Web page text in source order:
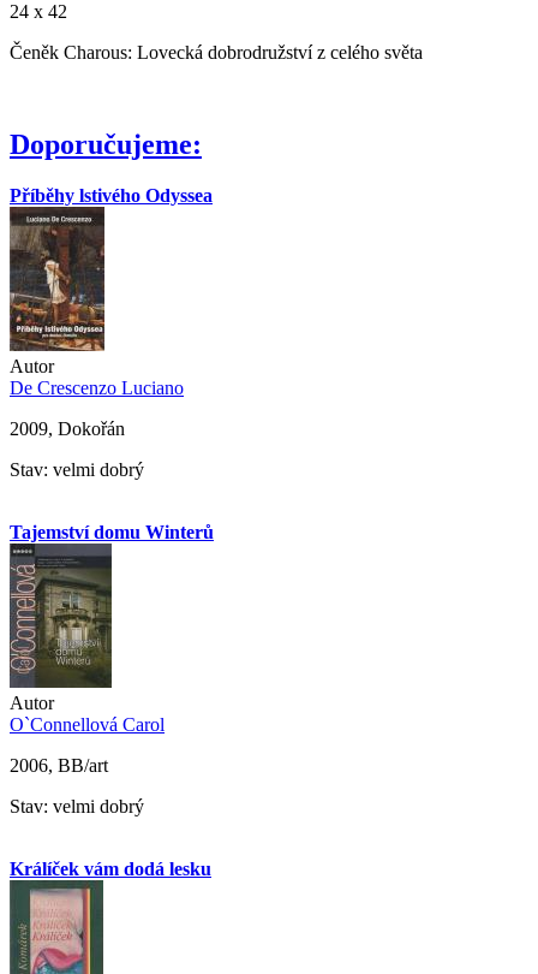
24 x 42
Čeněk Charous: Lovecká dobrodružství z celého světa
Doporučujeme:
Příběhy lstivého Odyssea
Autor
De Crescenzo Luciano
2009, Dokořán
Stav: velmi dobrý
Tajemství domu Winterů
Autor
O`Connellová Carol
2006, BB/art
Stav: velmi dobrý
Králíček vám dodá lesku